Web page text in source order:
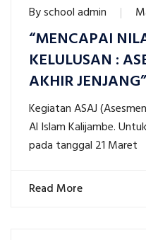
Byschool admin
“MENCAPAI
KELULUSAN :
AKHIR JENJANG”
Kegiatan ASAJ
Al Islam Kalijambe.
pada tanggal 21 Maret
Read More